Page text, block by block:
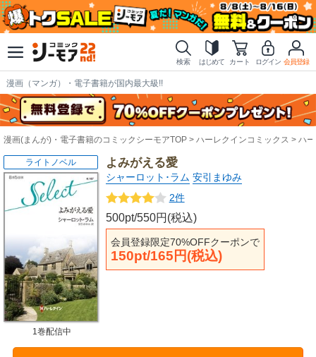
検索 はじめて カート ログイン 会員登録
漫画（マンガ）・電子書籍が国内最大級!!
漫画(まんが)・電子書籍のコミックシーモアTOP ハーレクインコミックス ハ
よみがえる愛
シャーロット･ラム 安引まゆみ
2件
500pt/550円(税込)
会員登録限定70%OFFクーポンで
150pt/165円(税込)
ライトノベル
1巻配信中